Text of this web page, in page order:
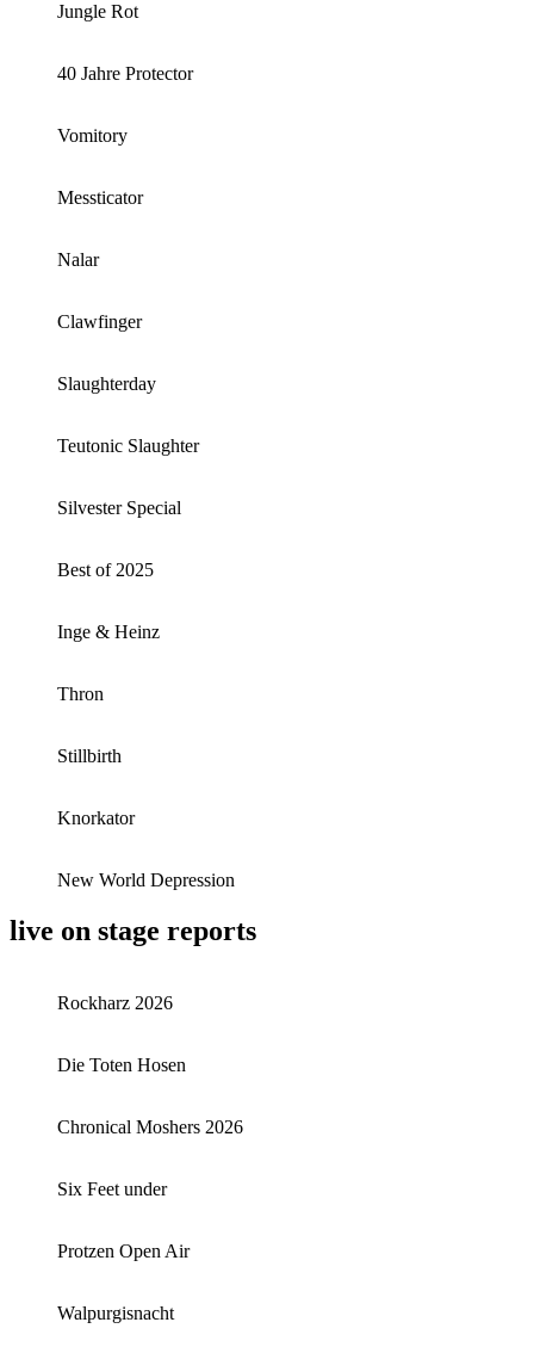
Jungle Rot
40 Jahre Protector
Vomitory
Messticator
Nalar
Clawfinger
Slaughterday
Teutonic Slaughter
Silvester Special
Best of 2025
Inge & Heinz
Thron
Stillbirth
Knorkator
New World Depression
live on stage reports
Rockharz 2026
Die Toten Hosen
Chronical Moshers 2026
Six Feet under
Protzen Open Air
Walpurgisnacht